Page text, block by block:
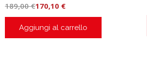
189,00€170,10 €
Aggiungi al carrello